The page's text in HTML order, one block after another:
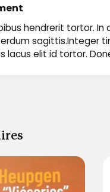
hendrerit tortor.
sagittis.Integer
lacus elit id tortor.